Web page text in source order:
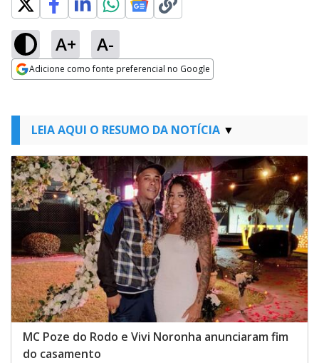
A+ A-
Adicione como fonte preferencial no Google
LEIA AQUI O RESUMO DA NOTÍCIA
MC Poze do Rodo e Vivi Noronha anunciaram fim
do casamento